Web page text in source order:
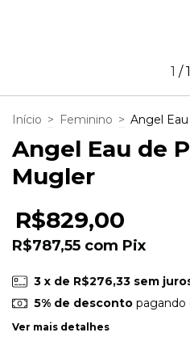
1 /1
Início > Feminino > Angel
Angel Eau de
Mugler
R$829,00
R$787,55 com Pix
3 x de R$276,33 sem
5% de descontopagando
Ver mais detalhes